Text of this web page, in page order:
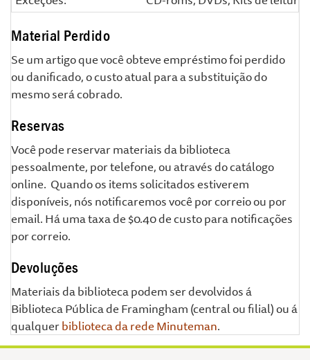
Material Perdido
Se um artigo que você obteve empréstimo foi perdido
ou danificado, o custo atual para a substituição do
mesmo será cobrado.
Reservas
Você pode reservar materiais da biblioteca
pessoalmente, por telefone, ou através do catálogo
online. Quando os items solicitados estiverem
disponíveis, nós notificaremos você por correio ou por
email. Há uma taxa de $0.40 de custo para notificações
por correio.
Devoluções
Materiais da biblioteca podem ser devolvidos á
Biblioteca Pública de Framingham (central ou filial) ou á
qualquerbiblioteca da rede Minuteman.